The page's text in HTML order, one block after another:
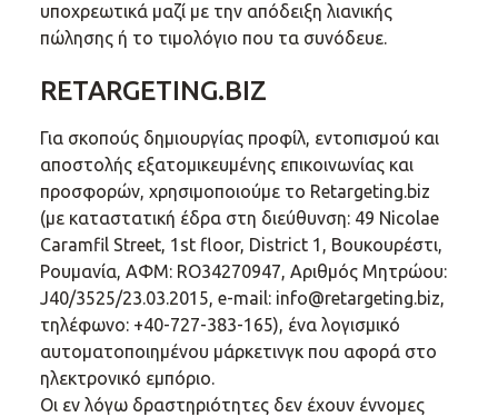
υποχρεωτικά μαζί με την απόδειξη λιανικής
πώλησης ή το τιμολόγιο που τα συνόδευε.
RETARGETING.BIZ
Για σκοπούς δημιουργίας προφίλ, εντοπισμού και
αποστολής εξατομικευμένης επικοινωνίας και
προσφορών, χρησιμοποιούμε το Retargeting.biz
(με καταστατική έδρα στη διεύθυνση: 49 Nicolae
Caramfil Street, 1st floor, District 1, Βουκουρέστι,
Ρουμανία, ΑΦΜ: RO34270947, Αριθμός Μητρώου:
J40/3525/23.03.2015, e-mail: info@retargeting.biz,
τηλέφωνο: +40-727-383-165), ένα λογισμικό
αυτοματοποιημένου μάρκετινγκ που αφορά στο
ηλεκτρονικό εμπόριο.
Οι εν λόγω δραστηριότητες δεν έχουν έννομες